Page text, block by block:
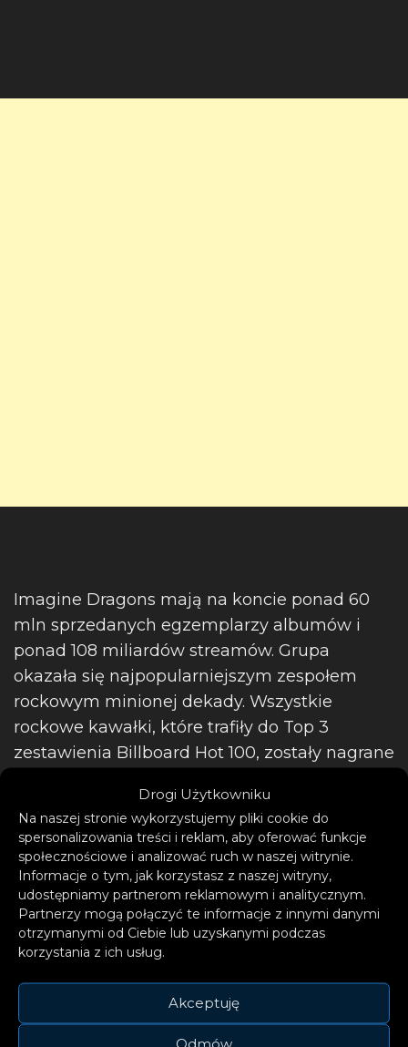
Drogi Użytkowniku
Na naszej stronie wykorzystujemy pliki cookie do
spersonalizowania treści i reklam, aby oferować funkcje
społecznościowe i analizować ruch w naszej witrynie.
Informacje o tym, jak korzystasz z naszej witryny,
udostępniamy partnerom reklamowym i analitycznym.
Partnerzy mogą połączyć te informacje z innymi danymi
otrzymanymi od Ciebie lub uzyskanymi podczas
korzystania z ich usług.
Akceptuję
Odmów
Imagine Dragons mają na koncie ponad 60
mln sprzedanych egzemplarzy albumów i
ponad 108 miliardów streamów. Grupa
okazała się najpopularniejszym zespołem
rockowym minionej dekady. Wszystkie
rockowe kawałki, które trafiły do Top 3
zestawienia Billboard Hot 100, zostały nagrane
„Thunder” oraz „Radioactive”.
Zespół powstał w 2009 roku i zaczynał